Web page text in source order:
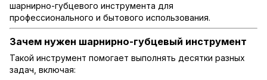
шарнирно-губцевого инструмента для
профессионального и бытового использования.
Зачем нужен шарнирно-губцевый инструмент
Такой инструмент помогает выполнять десятки разных
задач, включая: